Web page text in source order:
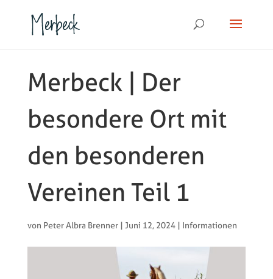
Merbeck | Der
besondere Ort mit
den besonderen
Vereinen Teil 1
von Peter Albra Brenner| Juni 12, 2024| Informationen